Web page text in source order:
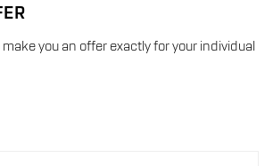
you an offer exactly for your individual